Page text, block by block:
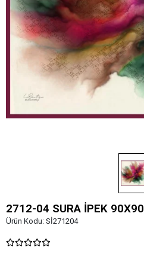
2712-04 SURA İPEK 90X90
Ürün Kodu: Sİ271204